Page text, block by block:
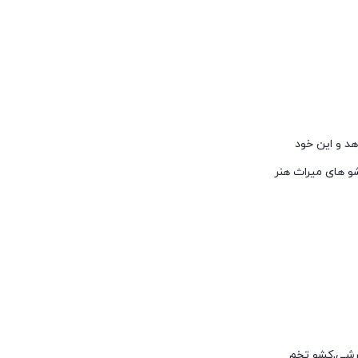
و این خود
های میراث هنر
برشی,کشو تخم